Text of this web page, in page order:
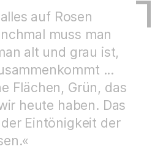
auf Rosen
muss man
alt und grau ist,
...
Flächen, Grün, das
heute haben. Das
Eintönigkeit der